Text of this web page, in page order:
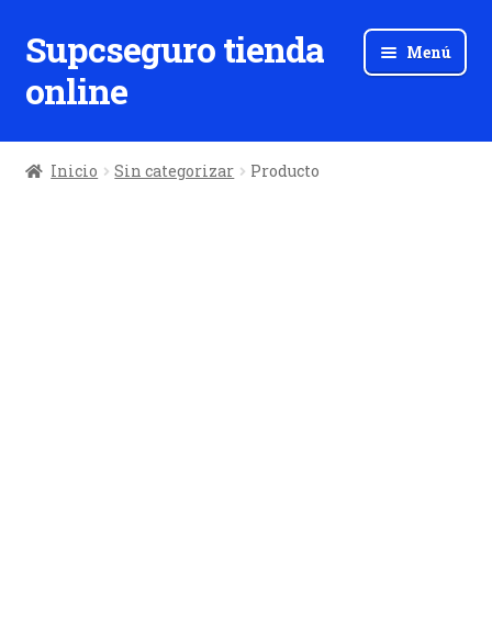
Ir
a
la
Ir
al
contenido
Supcseguro tienda
online
Menú
Inicio Sin categorizar Producto